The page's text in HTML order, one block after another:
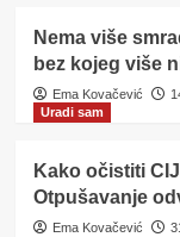
Nema više
bez kojeg više
Ema Kovačević
Uradi sam
Kako očistiti
Otpušavanje
Ema Kovačević